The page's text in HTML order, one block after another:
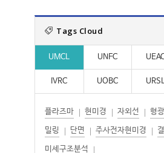
색
:
Tags Cloud
UMCL UNFC
IVRC UOBC
플라즈마 현미경 자외선 형광
밀링 단면 주사전자현미경
미세구조분석